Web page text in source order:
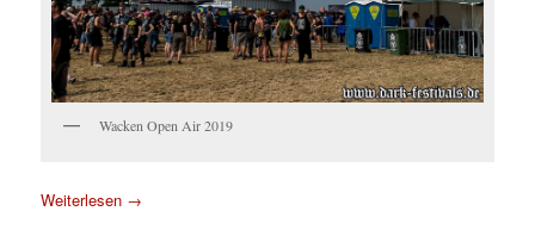
Wacken Open Air 2019
Weiterlesen →